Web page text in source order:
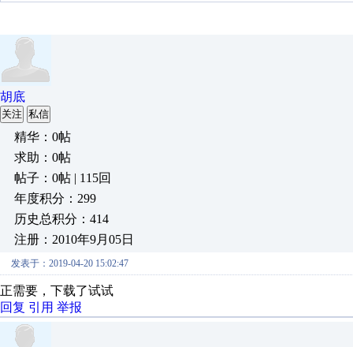
胡底
关注 私信
精华：0帖
求助：0帖
帖子：0帖 | 115回
年度积分：299
历史总积分：414
注册：2010年9月05日
发表于：2019-04-20 15:02:47
正需要，下载了试试
回复 引用 举报